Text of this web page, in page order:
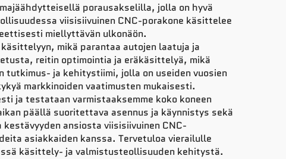
porausakselilla, jolla on hyvä
viisisiivuinen CNC-porakone käsittelee
miellyttävän ulkonäön.
mikä parantaa autojen laatuja ja
reitin optimointia ja eräkäsittelyä, mikä
ja kehitystiimi, jolla on useiden vuosien
markkinoiden vaatimusten mukaisesti.
ja testataan varmistaaksemme koko koneen
päällä suoritettava asennus ja käynnistys sekä
ansiosta viisisiivuinen CNC-
asiakkaiden kanssa. Tervetuloa vierailulle
käsittely- ja valmistusteollisuuden kehitystä.